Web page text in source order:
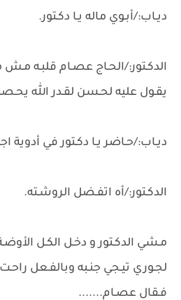
ديـاب:/أبـوي ماله يـا دكـتور.
الدكـتور:/الحـاج عصـام قلبـه
يقـول عليه لحـسن لقـدر الله
ديـاب:/حـاضر يـا دكـتور في أدوية
الدكـتور:/أه اتفـضل الروشـته.
مـشي الدكـتور و دخـل الكـل
لجـوري تيـجي جنـبه وبالفـعل
فـقال عصـام.......